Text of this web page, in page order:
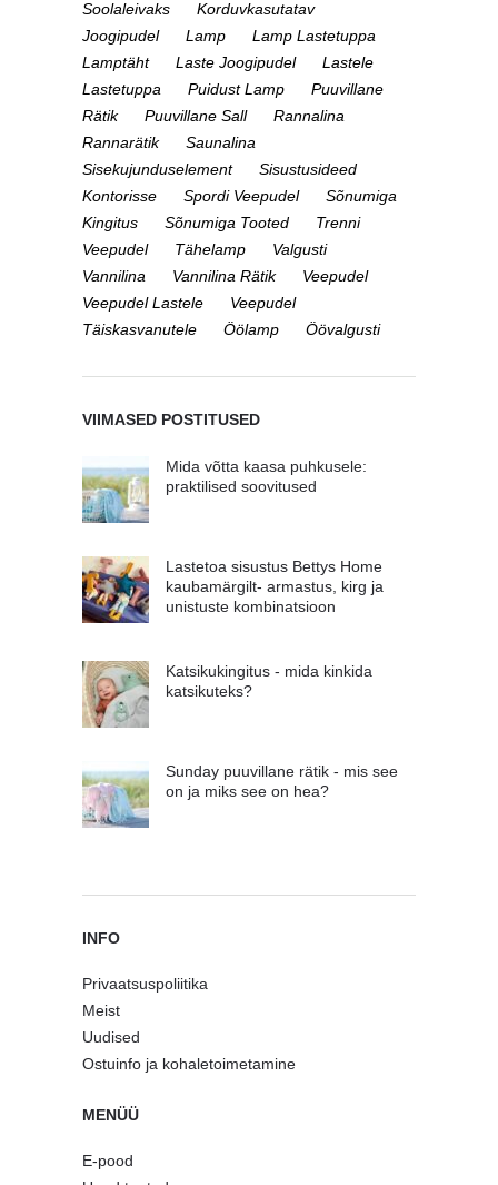
Soolaleivaks
Korduvkasutatav
Joogipudel
Lamp
Lamp Lastetuppa
Lamptäht
Laste Joogipudel
Lastele
Lastetuppa
Puidust Lamp
Puuvillane
Rätik
Puuvillane Sall
Rannalina
Rannarätik
Saunalina
Sisekujunduselement
Sisustusideed
Kontorisse
Spordi Veepudel
Sõnumiga
Kingitus
Sõnumiga Tooted
Trenni
Veepudel
Tähelamp
Valgusti
Vannilina
Vannilina Rätik
Veepudel
Veepudel Lastele
Veepudel
Täiskasvanutele
Öölamp Öövalgusti
VIIMASED POSTITUSED
Mida võtta kaasa puhkusele:
praktilised soovitused
Lastetoa sisustus Bettys Home
kaubamärgilt- armastus, kirg ja
unistuste kombinatsioon
Katsikukingitus - mida kinkida
katsikuteks?
Sunday puuvillane rätik - mis see
on ja miks see on hea?
INFO
Privaatsuspoliitika
Meist
Uudised
Ostuinfo ja kohaletoimetamine
MENÜÜ
E-pood